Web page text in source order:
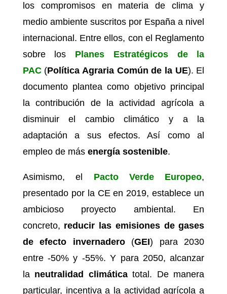
los compromisos en materia de clima y
medio ambiente suscritos por España a nivel
internacional. Entre ellos, con el Reglamento
sobre los Planes Estratégicos de la
PAC(Política Agraria Común de la UE). El
documento plantea como objetivo principal
la contribución de la actividad agrícola a
disminuir el cambio climático y a la
adaptación a sus efectos. Así como al
empleo de más energía sostenible.
Asimismo, el Pacto Verde Europeo,
presentado por la CE en 2019, establece un
ambicioso proyecto ambiental. En
concreto, reducir las emisiones de gases
de efecto invernadero(GEI) para 2030
entre -50% y -55%. Y para 2050, alcanzar
la neutralidad climáticatotal. De manera
particular, incentiva a la actividad agrícola a